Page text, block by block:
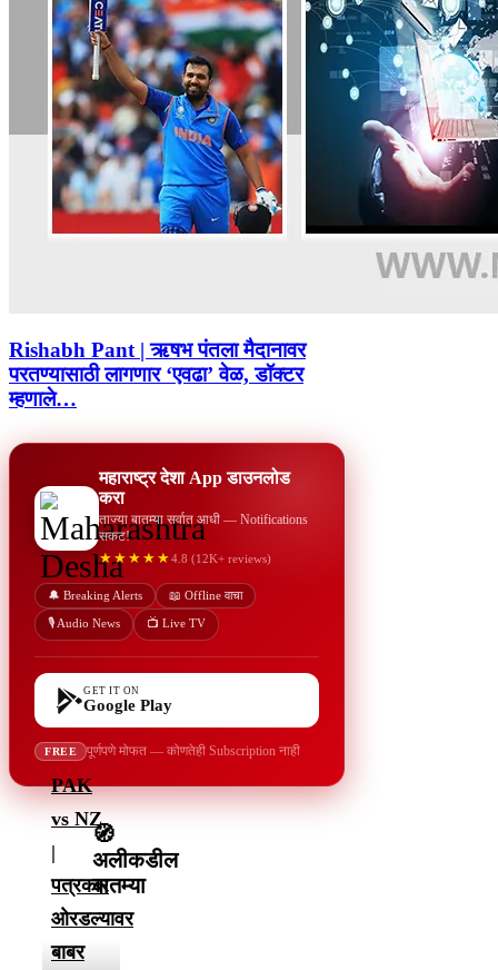
Rishabh Pant | ऋषभ पंतला मैदानावर
परतण्यासाठी लागणार ‘एवढा’ वेळ, डॉक्टर
म्हणाले…
महाराष्ट्र देशा App डाउनलोड
करा
ताज्या बातम्या सर्वात आधी — Notifications
सकट!
★★★★★4.8 (12K+ reviews)
🔔 Breaking Alerts 📖 Offline वाचा
🎙️ Audio News 📺 Live TV
GET IT ON
Google Play
FREE पूर्णपणे मोफत — कोणतेही Subscription नाही
🧭
अलीकडील
बातम्या
PAK
vs NZ
|
पत्रकार
ओरडल्यावर
बाबर